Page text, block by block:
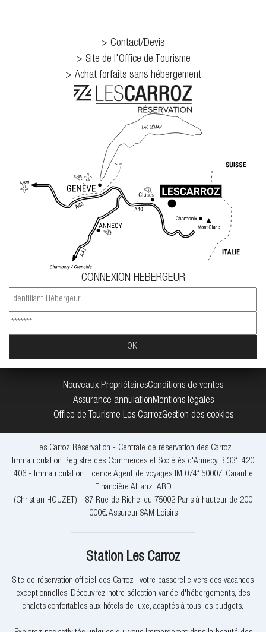
Contact/Devis
Site de l'Office de Tourisme
Achat forfaits sans hébergement
CONNEXION HEBERGEUR
Nouveaux PropriétairesConditions de ventes
Assurance annulationMentions légales
Office de Tourisme Les CarrozGestion des cookies
Les Carroz Réservation - Centrale de réservation des Carroz
Immatriculation Registre des Commerces et Sociétés d'Annecy B 331 420
406 - Immatriculation Licence Agent de voyages IM 074150007. Garantie
Financière Allianz IARD
(Christian HOUZET) - 87 Rue de Richelieu 75002 Paris à hauteur de 200
000€. Assureur SAM Loisirs
Station Les Carroz
Site de réservation officiel des Carroz : votre passerelle vers des vacances
exceptionnelles. Découvrez notre sélection variée d'hébergements, des
chalets confortables aux hôtels de luxe, adaptés à tous les budgets.